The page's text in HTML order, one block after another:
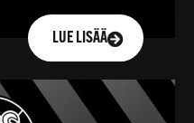
LUE LISÄÄ